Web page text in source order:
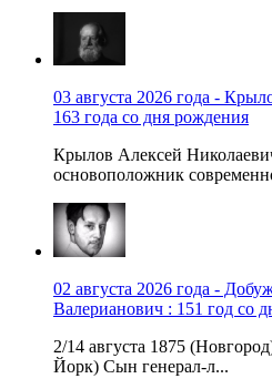
03 августа 2026 года -
163 года со дня рождения
Крылов Алексей
основоположник
02 августа 2026 года -
Валерианович : 151 год со
2/14 августа 1875
Йорк) Сын генерал-л...